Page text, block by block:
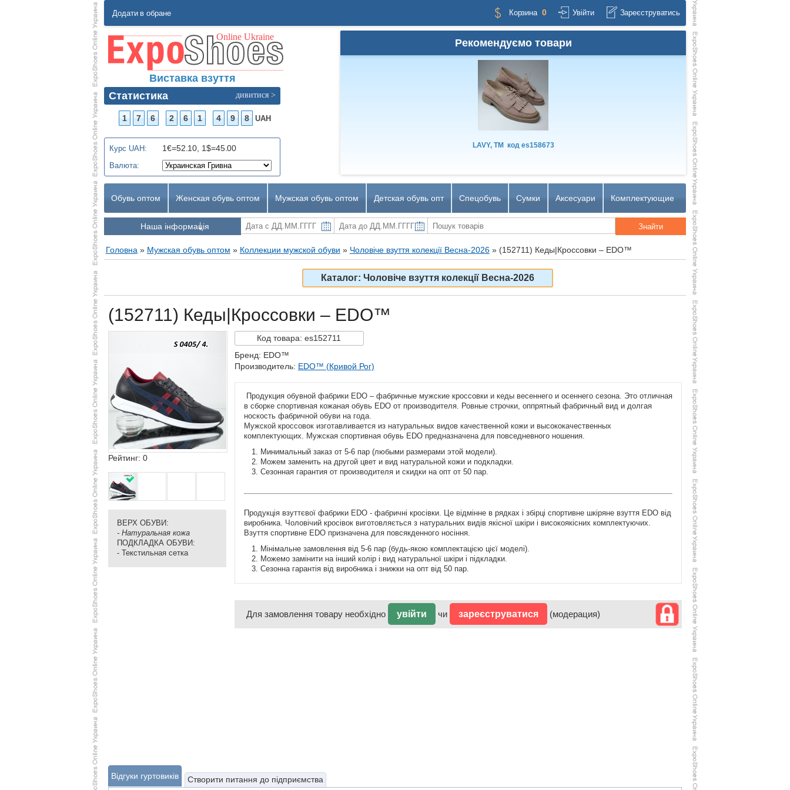
Додати в обране Корзина 0 Увійти Зареєструватись
Виставка взуття
Статистика
дивитися >
1 7 6 2 6 1 4 9 8 UAH
Курс UAH: 1€=52.10, 1$=45.00
Валюта:
Рекомендуємо товари
LAVY, TM кодes158673
Обувь оптом Женская обувь оптом Мужская обувь оптом Детская обувь опт Спецобувь Сумки Аксесуари Комплектующие
Наша інформація
Головна » Мужская обувь оптом » Коллекции мужской обуви » Чоловіче взуття колекції Весна-2026» (152711) Кеды|Кроссовки – EDO™
Каталог: Чоловіче взуття колекції Весна-2026
(152711) Кеды|Кроссовки – EDO™
Рейтинг: 0
ВЕРХ ОБУВИ:
- Натуральная кожа
ПОДКЛАДКА ОБУВИ:
- Текстильная сетка
Код товара:es152711
Бренд: EDO™
Производитель: EDO™ (Кривой Рог)
Продукция обувной фабрики EDO – фабричные мужские кроссовки и кеды весеннего и осеннего сезона. Это отличная
в сборке спортивная кожаная обувьEDO от производителя. Ровные строчки, оппрятный фабричный вид и долгая
носкость фабричной обуви на года.
Мужской кроссовок изготавливается из натуральных видов качественной кожи и высококачественных
комплектующих. Мужская спортивная обувь EDO предназначена для повседневного ношения.
Минимальный заказ от 5-6 пар (любыми размерами этой модели).
Можем заменить на другой цвет и вид натуральной кожи и подкладки.
Сезонная гарантия от производителя и скидки на опт от 50 пар.
Продукція взуттєвої фабрики EDO - фабричні кросівки. Це відмінне в рядках і збірці спортивне шкіряне взуття EDO від
виробника. Чоловічий кросівок виготовляється з натуральних видів якісної шкіри і високоякісних комплектуючих.
Взуття спортивне EDO призначена для повсякденного носіння.
Мінімальне замовлення від 5-6 пар (будь-якою комплектацією цієї моделі).
Можемо замінити на інший колір і вид натуральної шкіри і підкладки.
Сезонна гарантія від виробника і знижки на опт від 50 пар.
Для замовлення товару необхідно увійти чи зареєструватися (модерация)
Відгуки гуртовиків Створити питання до підприємства